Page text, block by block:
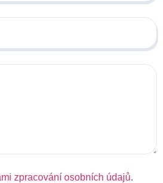
zpracování osobních údajů.